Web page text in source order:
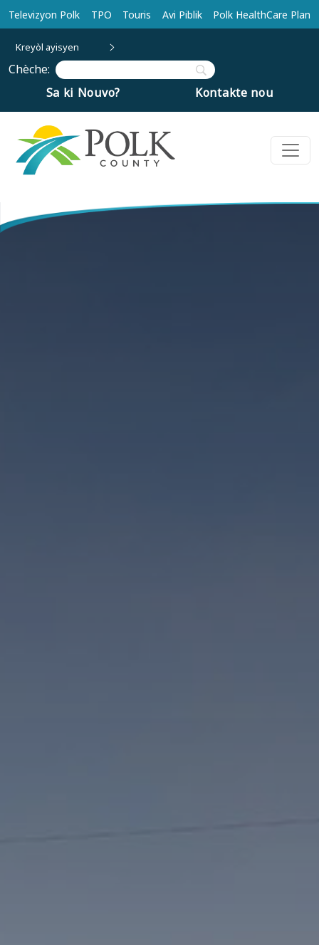
Ale nan kontni prensipal la
Televizyon Polk TPO Touris Avi Piblik Polk HealthCare Plan
Kreyòl ayisyen
Chèche:
Sa ki Nouvo?
Kontakte nou